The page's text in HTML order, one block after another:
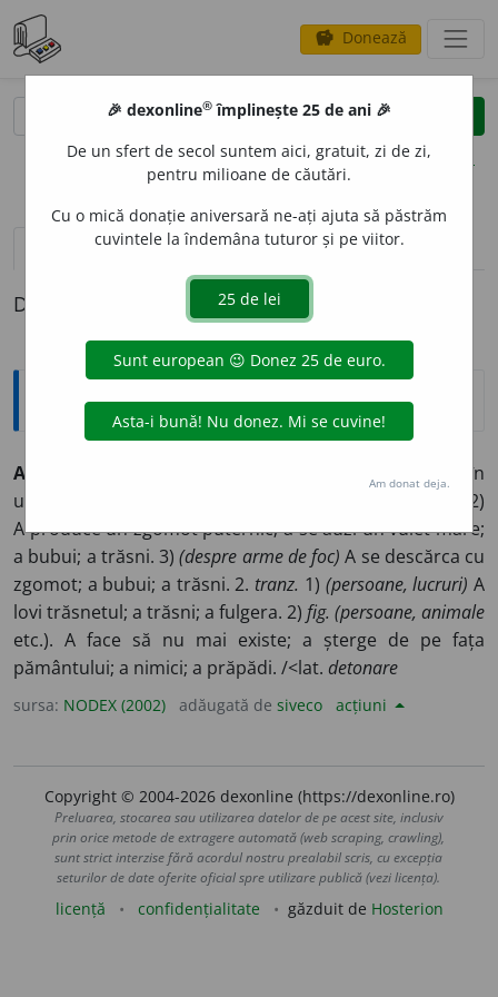
savings Donează
clear
opțiuni
definiții (1)
Definiția cu ID-ul 331768:
Explicative DEX
A DETUN
1) A se produce un tunet (în
urma unei descărcări electrice în atmosferă); a trăsni. 2)
A produce un zgomot puternic; a se auzi un vuiet mare;
a bubui; a trăsni. 3)(despre arme de foc) A se descărca cu
zgomot; a bubui; a trăsni. 2. tranz. 1) (persoane, lucruri) A
lovi trăsnetul; a trăsni; a fulgera. 2) fig. (persoane, animale
etc.). A face să nu mai existe; a șterge de pe fața
pământului; a nimici; a prăpădi. /<lat. detonare
sursa: NODEX (2002) adăugată de siveco acțiuni
Copyright © 2004-2026 dexonline (https://dexonline.ro)
Preluarea, stocarea sau utilizarea datelor de pe acest site, inclusiv
prin orice metode de extragere automată (web scraping, crawling),
sunt strict interzise fără acordul nostru prealabil scris, cu excepția
seturilor de date oferite oficial spre utilizare publică (vezi licența).
licență confidențialitate găzduit de Hosterion
🎉 dexonline® împlinește 25 de ani 🎉
De un sfert de secol suntem aici, gratuit, zi de zi,
pentru milioane de căutări.
Cu o mică donație aniversară ne-ați ajuta să păstrăm
cuvintele la îndemâna tuturor și pe viitor.
Am donat deja.